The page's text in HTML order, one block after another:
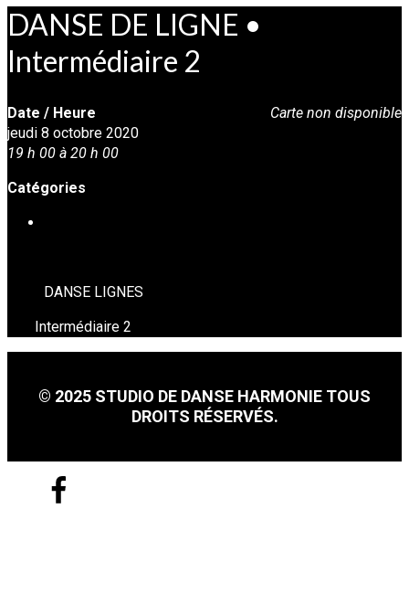
DANSE DE LIGNE •
Intermédiaire 2
Carte non disponible
Date / Heure
jeudi 8 octobre 2020
19 h 00 à 20 h 00
Catégories
DANSE LIGNES
Intermédiaire 2
© 2025 STUDIO DE DANSE HARMONIE TOUS
DROITS RÉSERVÉS.